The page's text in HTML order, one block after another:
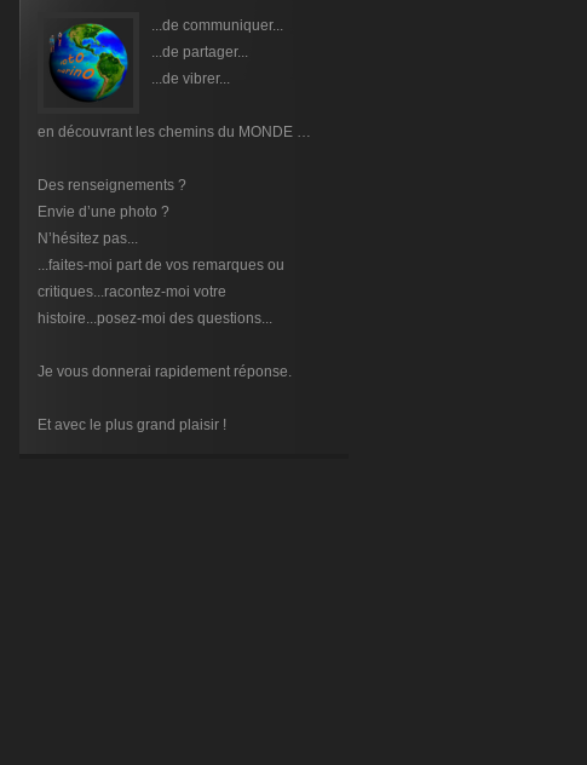
...de communiquer...
...de partager...
...de vibrer...
en découvrant les chemins du MONDE …
Des renseignements ?
Envie d’une photo ?
N’hésitez pas...
...faites-moi part de vos remarques ou
critiques...racontez-moi votre
histoire...posez-moi des questions...
Je vous donnerai rapidement réponse.
Et avec le plus grand plaisir !